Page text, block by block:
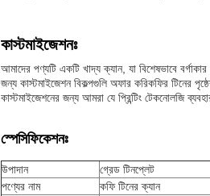
কাস্টমাইজেশনঃ
আমাদের পণ্যটি একটি খাদ্য ক্যান, যা বিশেষভাবে
জন্য কাস্টমাইজেশন বিকল্পগুলি অফার করিকফির টিনের
কাস্টমাইজেশনের জন্য আমরা যে প্রিন্টিং টেকনোলজি
স্পেসিফিকেশনঃ
উপাদান
গ্রেড টিনপ্লেট
পণ্যের নাম
কফি টিনের ক্যান